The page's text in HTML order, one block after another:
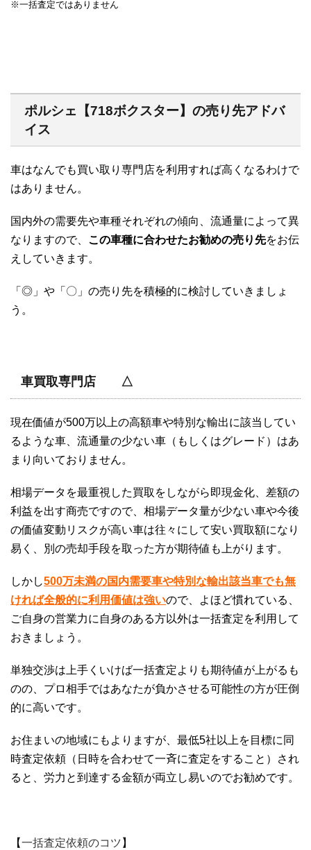
※一括査定ではありません
ポルシェ【718ボクスター】の売り先アドバ
イス
車はなんでも買い取り専門店を利用すれば高くなるわけで
はありません。
国内外の需要先や車種それぞれの傾向、流通量によって異
なりますので、 この車種に合わせたお勧めの売り先をお伝
えしていきます。
「◎」や「〇」の売り先を積極的に検討していきましょ
う。
車買取専門店 △
現在価値が500万以上の高額車や特別な輸出に該当してい
るような車、流通量の少ない車（もしくはグレード）はあ
まり向いておりません。
相場データを最重視した買取をしながら即現金化、差額の
利益を出す商売ですので、相場データ量が少ない車や今後
の価値変動リスクが高い車は往々にして安い買取額になり
易く、別の売却手段を取った方が期待値も上がります。
しかし500万未満の国内需要車や特別な輸出該当車でも無
ければ全般的に利用価値は強いので、よほど慣れている、
ご自身の営業力に自身のある方以外は一括査定を利用して
おきましょう。
単独交渉は上手くいけば一括査定よりも期待値が上がるも
のの、プロ相手ではあなたが負かさせる可能性の方が圧倒
的に高いです。
お住まいの地域にもよりますが、最低5社以上を目標に同
時査定依頼（日時を合わせて一斉に査定をすること）され
ると、労力と到達する金額が両立し易いのでお勧めです。
【一括査定依頼のコツ 】